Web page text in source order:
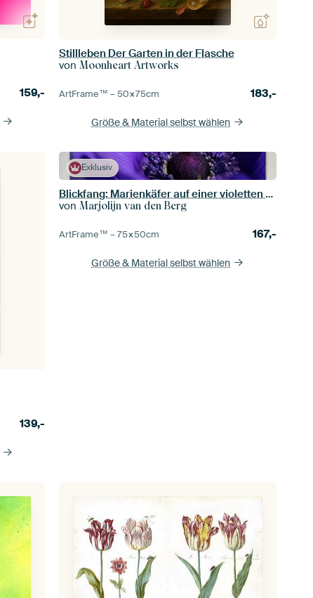
159,-
Stillleben Der Garten in der Flasche
vonMoonheart Artworks
ArtFrame™ –50×75cm 183,-
Größe & Material selbst wählen
139,-
Exklusiv
Blickfang: Marienkäfer auf einer violetten Anemone
vonMarjolijn van den Berg
ArtFrame™ –75×50cm 167,-
Größe & Material selbst wählen